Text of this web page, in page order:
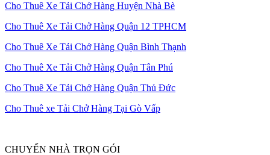
Cho Thuê Xe Tải Chở Hàng Huyện Nhà Bè
Cho Thuê Xe Tải Chở Hàng Quận 12 TPHCM
Cho Thuê Xe Tải Chở Hàng Quận Bình Thạnh
Cho Thuê Xe Tải Chở Hàng Quận Tân Phú
Cho Thuê Xe Tải Chở Hàng Quận Thủ Đức
Cho Thuê xe Tải Chở Hàng Tại Gò Vấp
CHUYỂN NHÀ TRỌN GÓI